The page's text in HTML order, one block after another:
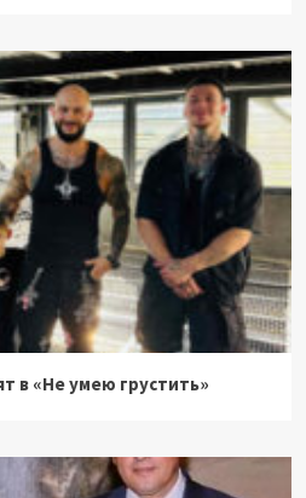
в «Не умею грустить»